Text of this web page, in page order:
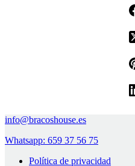
info@bracoshouse.es
Whatsapp: 659 37 56 75
Política de privacidad